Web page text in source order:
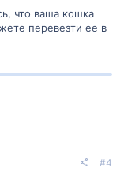
что ваша кошка
перевезти ее в
#4